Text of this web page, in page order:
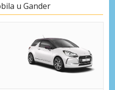
u Gander